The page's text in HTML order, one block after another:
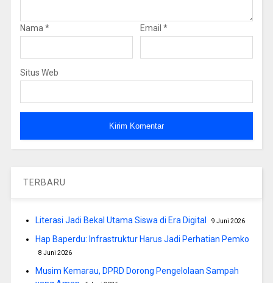
Nama * Email *
Situs Web
TERBARU
Literasi Jadi Bekal Utama Siswa di Era Digital 9 Juni 2026
Hap Baperdu: Infrastruktur Harus Jadi Perhatian Pemko
8 Juni 2026
Musim Kemarau, DPRD Dorong Pengelolaan Sampah